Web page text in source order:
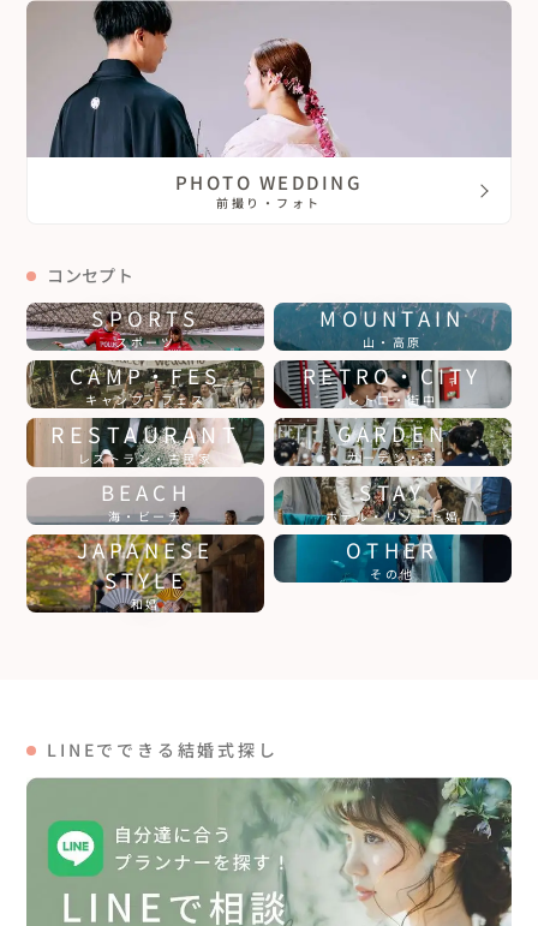
PHOTO WEDDING
前撮り・フォト
コンセプト
SPORTS
スポーツ
MOUNTAIN
山・高原
CAMP・FES
キャンプ・フェス
RETRO・CITY
レトロ・街中
RESTAURANT
レストラン・古民家
GARDEN
ガーデン・森
BEACH
海・ビーチ
STAY
ホテル・リゾート婚
JAPANESE
STYLE
和婚
OTHER
その他
LINEでできる結婚式探し